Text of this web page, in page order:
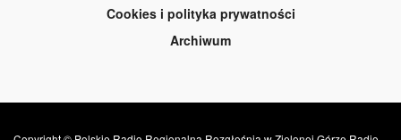
Cookies i polityka prywatności
Archiwum